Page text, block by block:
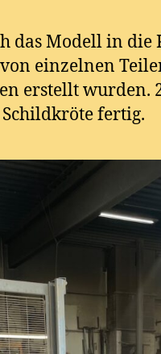
das Modell in die
von einzelnen
erstellt wurden.
fertig.